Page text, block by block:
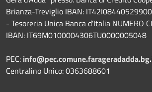
Brianza-Treviglio IBAN:
- Tesoreria Unica Banca d'Italia NUMERO
IBAN: IT69M0100004306TU0000005048
PEC:
Centralino Unico: 0363688601